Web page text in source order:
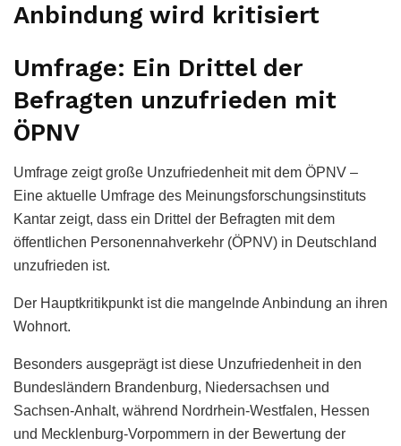
Anbindung wird kritisiert
Umfrage: Ein Drittel der
Befragten unzufrieden mit
ÖPNV
Umfrage zeigt große Unzufriedenheit mit dem ÖPNV –
Eine aktuelle Umfrage des Meinungsforschungsinstituts
Kantar zeigt, dass ein Drittel der Befragten mit dem
öffentlichen Personennahverkehr (ÖPNV) in Deutschland
unzufrieden ist.
Der Hauptkritikpunkt ist die mangelnde Anbindung an ihren
Wohnort.
Besonders ausgeprägt ist diese Unzufriedenheit in den
Bundesländern Brandenburg, Niedersachsen und
Sachsen-Anhalt, während Nordrhein-Westfalen, Hessen
und Mecklenburg-Vorpommern in der Bewertung der